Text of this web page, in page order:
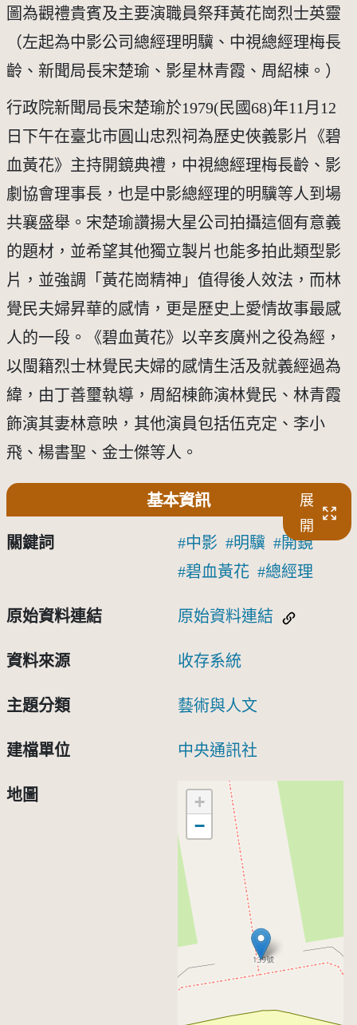
圖為觀禮貴賓及主要演職員祭拜黃花崗烈士英靈
（左起為中影公司總經理明驥、中視總經理梅長
齡、新聞局長宋楚瑜、影星林青霞、周紹棟。）
行政院新聞局長宋楚瑜於1979(民國68)年11月12
日下午在臺北市圓山忠烈祠為歷史俠義影片《碧
血黃花》主持開鏡典禮，中視總經理梅長齡、影
劇協會理事長，也是中影總經理的明驥等人到場
共襄盛舉。宋楚瑜讚揚大星公司拍攝這個有意義
的題材，並希望其他獨立製片也能多拍此類型影
片，並強調「黃花崗精神」值得後人效法，而林
覺民夫婦昇華的感情，更是歷史上愛情故事最感
人的一段。《碧血黃花》以辛亥廣州之役為經，
以閩籍烈士林覺民夫婦的感情生活及就義經過為
緯，由丁善璽執導，周紹棟飾演林覺民、林青霞
飾演其妻林意映，其他演員包括伍克定、李小
飛、楊書聖、金士傑等人。
基本資訊
展
開
關鍵詞 中影 明驥
開鏡
碧血黃花
總經理
原始資料連結 原始資料連結
資料來源 收存系統
主題分類 藝術與人文
建檔單位 中央通訊社
地圖
+
−